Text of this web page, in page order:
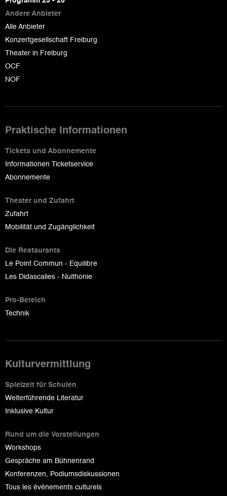
Andere Anbieter
Alle Anbieter
Konzertgesellschaft Freiburg
Theater in Freiburg
OCF
NOF
Praktische Informationen
Tickets und Abonnemente
Informationen Ticketservice
Abonnemente
Theater und Zufahrt
Zufahrt
Mobilität und Zugänglichkeit
Die Restaurants
Le Point Commun - Equilibre
Les Didascalies - Nuithonie
Pro-Bereich
Technik
Kulturvermittlung
Spielzeit für Schulen
Weiterführende Literatur
Inklusive Kultur
Rund um die Vorstellungen
Workshops
Gespräche am Bühnenrand
Konferenzen, Podiumsdiskussionen
Tous les événements culturels